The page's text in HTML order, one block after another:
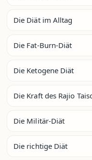
Die Diät im Alltag
Die Fat-Burn-Diät
Die Ketogene Diät
Die Kraft des Rajio
Die Militär-Diät
Die richtige Diät